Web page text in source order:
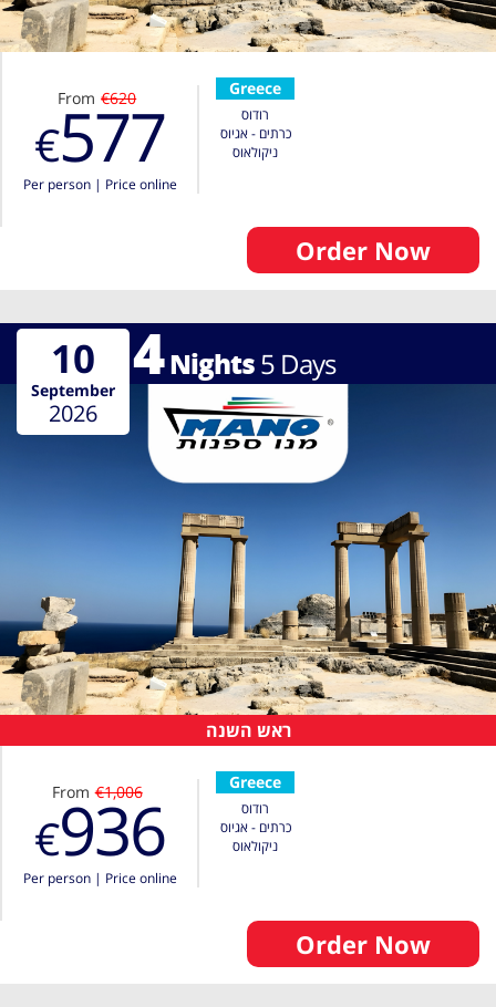
Greece
רודוס
כרתים - אגיוס
ניקולאוס
From €620
€577
Per person| Price online
Order Now
4Nights5 Days
ראש השנה
10
September
2026
Greece
רודוס
כרתים - אגיוס
ניקולאוס
From €1,006
€936
Per person| Price online
Order Now